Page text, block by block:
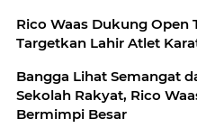
Rico Waas Dukung Open
Targetkan Lahir Atlet
Bangga Lihat Semangat
Sekolah Rakyat, Rico
Bermimpi Besar